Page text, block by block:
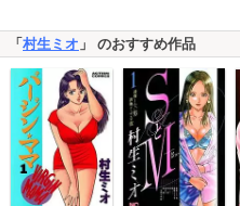
「 村生ミオ 」 のおすすめ作品